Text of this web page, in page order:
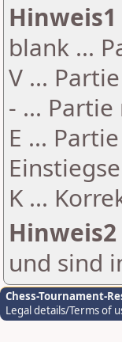
Hinweis1
blank ...
V ...
- ...
E ...
K ...
Hinweis2
und sind
Chess-Tournament-
Legal details/Terms of